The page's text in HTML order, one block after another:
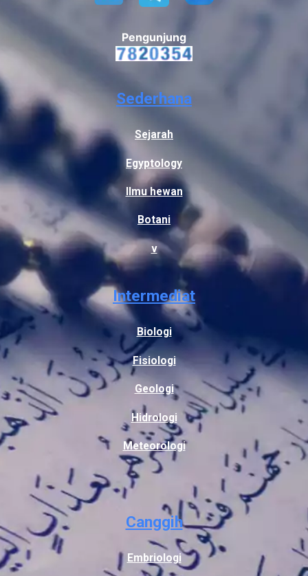
Pengunjung
Sederhana
Sejarah
Egyptology
Ilmu hewan
Botani
v
Intermediat
Biologi
Fisiologi
Geologi
Hidrologi
Meteorologi
Canggih
Embriologi